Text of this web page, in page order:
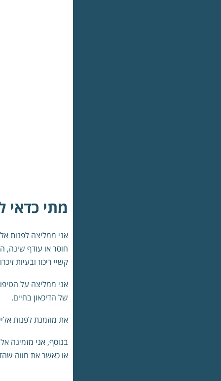
מתי כדאי
אני ממליצה לפנות
חוסר או עודף שינה,
קשיי ריכוז ובעיות
אני ממליצה על
של הדיכאון בחיים.
את מוזמנת לפנות
בנוסף, אני מזמינה
או כאשר את חווה